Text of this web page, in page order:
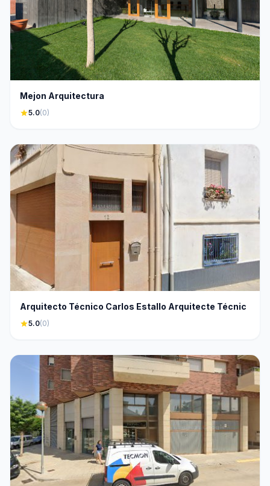
Mejon Arquitectura
star5.0(0)
Arquitecto Técnico Carlos Estallo Arquitecte Técnic
star5.0(0)